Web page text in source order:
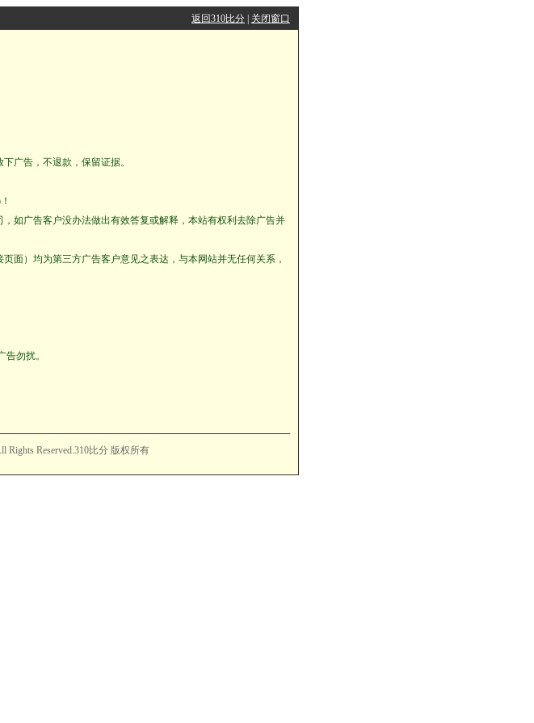
返回310比分 关闭窗口
广告，不退款，保留证据。
如广告客户没办法做出有效答复或解释，本站有权利去除广告并
面）均为第三方广告客户意见之表达，与本网站并无任何关系，
勿扰。
Rights Reserved.310比分 版权所有